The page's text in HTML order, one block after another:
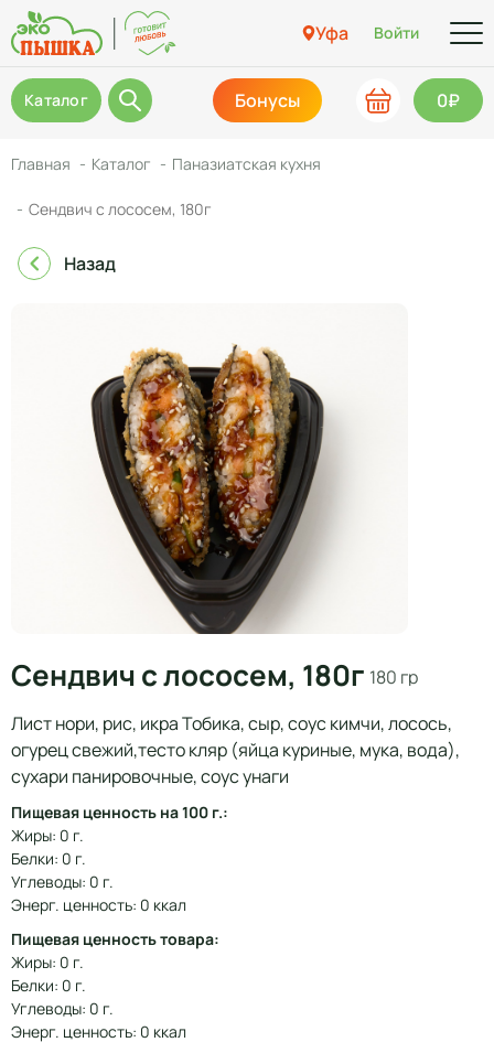
Уфа Войти
Каталог Бонусы 0₽
Главная Каталог Паназиатская кухня
Сендвич с лососем, 180г
Назад
Сендвич с лососем, 180г 180 гр
Лист нори, рис, икра Тобика, сыр, соус кимчи, лосось,
огурец свежий,тесто кляр (яйца куриные, мука, вода),
сухари панировочные, соус унаги
Пищевая ценность на 100 г.:
Жиры: 0 г.
Белки: 0 г.
Углеводы: 0 г.
Энерг. ценность: 0 ккал
Пищевая ценность товара:
Жиры: 0 г.
Белки: 0 г.
Углеводы: 0 г.
Энерг. ценность: 0 ккал